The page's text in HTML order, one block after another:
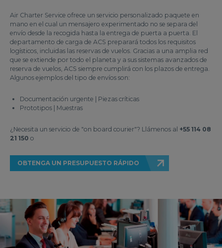
Air Charter Service ofrece un servicio personalizado paquete en
mano en el cual un mensajero experimentado no se separa del
envío desde la recogida hasta la entrega de puerta a puerta. El
departamento de carga de ACS preparará todos los requisitos
logísticos, incluidas las reservas de vuelos. Gracias a una amplia red
que se extiende por todo el planeta y a sus sistemas avanzados de
reserva de vuelos, ACS siempre cumplirá con los plazos de entrega.
Algunos ejemplos del tipo de envíos son:
Documentación urgente | Piezas críticas
Prototipos | Muestras
¿Necesita un servicio de "on board courier"? Llámenos al +55 114 08
21 150 o
OBTENGA UN PRESUPUESTO RÁPIDO